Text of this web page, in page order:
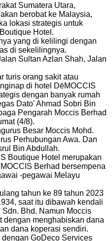
Sumatera Utara,
berobat ke Malaysia,
lokasi strategis untuk
Hotel.
yang di kelilingi dengan
di sekelilingnya.
Sultan Azlan Shah, Jalan
turis orang sakit atau
di hotel DēMOCCIS
dengan banyak rumah
Dato' Ahmad Sobri Bin
Pengarah Moccis Berhad
(4/8).
Besar Moccis Mohd.
Perhubungan Awa. Dan
Bin Abdullah.
Boutique Hotel merupakan
Berhad bersempena
-pegawai Melayu
tahun ke 89 tahun 2023
saat itu dibawah kendali
Bhd. Namun Moccis
dengan menghabiskan dana
dana koperasi sendiri.
GoDeco Services